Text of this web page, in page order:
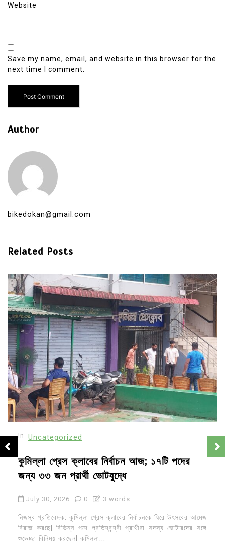
Website
Save my name, email, and website in this browser for the
next time I comment.
Author
bikedokan@gmail.com
Related Posts
In Uncategorized
কুমিল্লা প্রেস ক্লাবের নির্বাচন আজ; ১৭টি পদের
জন্য ৩৩ জন প্রার্থী ভোটযুদ্ধে
July 30, 2026 0 3 words
নিজস্ব প্রতিবেদক: কুমিল্লা প্রেস ক্লাবের নির্বাচনকে ঘিরে উৎসবের আমেজ
বিরাজ করছে| বিভিন্ন পদে প্রতিদ্বন্দ্বী প্রার্থীরা সদস্য ভোটারদের সঙ্গে
শুভেচ্ছা বিনিময় করছেন| কুমিল্লা...